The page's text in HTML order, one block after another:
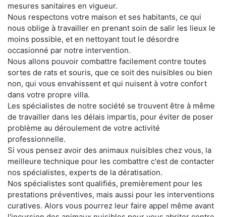
mesures sanitaires en vigueur.
Nous respectons votre maison et ses habitants, ce qui
nous oblige à travailler en prenant soin de salir les lieux le
moins possible, et en nettoyant tout le désordre
occasionné par notre intervention.
Nous allons pouvoir combattre facilement contre toutes
sortes de rats et souris, que ce soit des nuisibles ou bien
non, qui vous envahissent et qui nuisent à votre confort
dans votre propre villa.
Les spécialistes de notre société se trouvent être à même
de travailler dans les délais impartis, pour éviter de poser
problème au déroulement de votre activité
professionnelle.
Si vous pensez avoir des animaux nuisibles chez vous, la
meilleure technique pour les combattre c'est de contacter
nos spécialistes, experts de la dératisation.
Nos spécialistes sont qualifiés, premièrement pour les
prestations préventives, mais aussi pour les interventions
curatives. Alors vous pourrez leur faire appel même avant